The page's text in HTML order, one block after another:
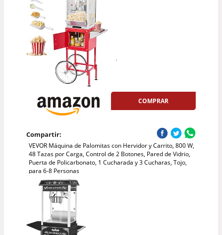
COMPRAR
Compartir:
VEVOR Máquina de Palomitas con Hervidor y Carrito, 800 W,
48 Tazas por Carga, Control de 2 Botones, Pared de Vidrio,
Puerta de Policarbonato, 1 Cucharada y 3 Cucharas, Tojo,
para 6-8 Personas